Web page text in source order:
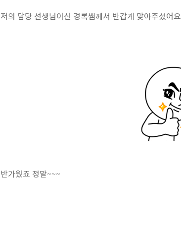
저의 담당 선생님이신 경록쌤께서 반갑게 맞아주셨어요
반가웠죠 정말~~~